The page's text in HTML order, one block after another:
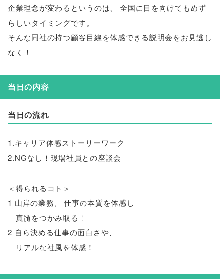
企業理念が変わるというのは
全国に目を向けてもめず
らしいタイミングです。
そんな同社の持つ顧客目線を体感できる説明会をお見逃し
なく！
当日の内容
当日の流れ
1.キャリア体感ストーリーワーク
2.NGなし！現場社員との座談会
＜得られるコト＞
1 山岸の業務
仕事の本質を体感し
真髄をつかみ取る！
2 自ら決める仕事の面白さや
リアルな社風を体感！